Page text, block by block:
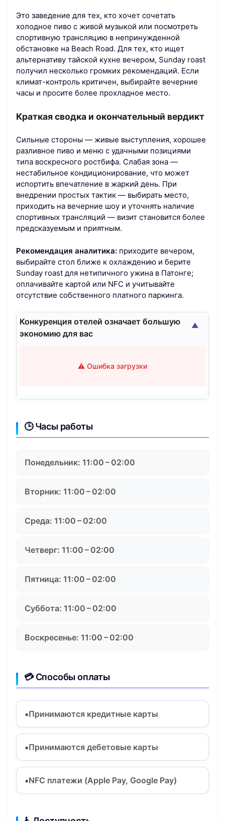
Это заведение для тех, кто хочет сочетать
холодное пиво с живой музыкой или посмотреть
спортивную трансляцию в непринужденной
обстановке на Beach Road. Для тех, кто ищет
альтернативу тайской кухне вечером, Sunday roast
получил несколько громких рекомендаций. Если
климат-контроль критичен, выбирайте вечерние
часы и просите более прохладное место.
Краткая сводка и окончательный вердикт
Сильные стороны — живые выступления, хорошее
разливное пиво и меню с удачными позициями
типа воскресного ростбифа. Слабая зона —
нестабильное кондиционирование, что может
испортить впечатление в жаркий день. При
внедрении простых тактик — выбирать место,
приходить на вечерние шоу и уточнять наличие
спортивных трансляций — визит становится более
предсказуемым и приятным.
Рекомендация аналитика: приходите вечером,
выбирайте стол ближе к охлаждению и берите
Sunday roast для нетипичного ужина в Патонге;
оплачивайте картой или NFC и учитывайте
отсутствие собственного платного паркинга.
Конкуренция отелей означает большую
экономию для вас
⚠️ Ошибка загрузки
▲
🕒 Часы работы
Понедельник: 11:00 – 02:00
Вторник: 11:00 – 02:00
Среда: 11:00 – 02:00
Четверг: 11:00 – 02:00
Пятница: 11:00 – 02:00
Суббота: 11:00 – 02:00
Воскресенье: 11:00 – 02:00
💳 Способы оплаты
Принимаются кредитные карты
Принимаются дебетовые карты
NFC платежи (Apple Pay, Google Pay)